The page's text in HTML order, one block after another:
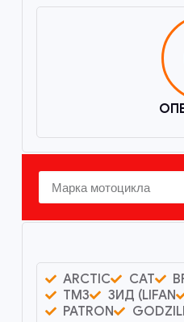
ARCTIC CAT
ТМЗ
ЗИД (LIFAN
PATRON